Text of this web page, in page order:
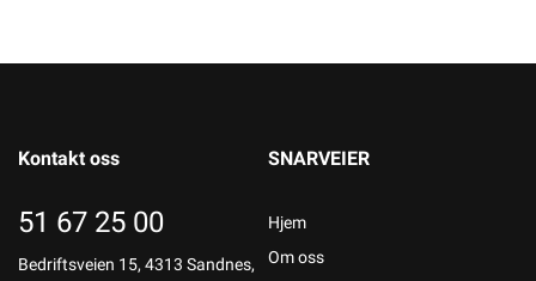
Kontakt oss
51 67 25 00
Bedriftsveien 15, 4313 Sandnes,
SNARVEIER
Hjem
Om oss